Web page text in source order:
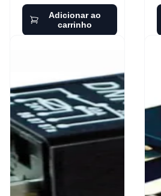
Adicionar ao
carrinho